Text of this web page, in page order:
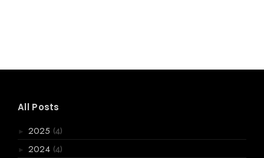
All Posts
► 2025 (4)
► 2024 (4)